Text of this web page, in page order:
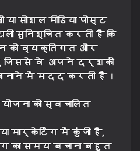
सोशल मीडिया पोस्ट
सुनिश्चित करती है कि
व्यक्तिगत और
वे अपने दर्शकों
में मदद करती हैं।
को स्वचालित
मार्केटिंग में कुंजी है,
का समय बचाना बहुत